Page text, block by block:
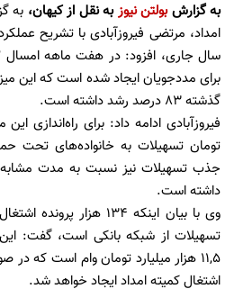
به گزارشبولتن نیوزبه نقل از کیهان، به
امداد، مرتضی فیروزآبادی با تشریح
برای مددجویان ایجاد شده است که این
گذشته ۸۳ درصد رشد داشته است.
تومان تسهیلات به خانواده‌های تحت
داشته است.
وی با بیان اینکه ۱۳۴
تسهیلات از شبکه بانکی است، گفت:
۱۱,۵ هزار میلیارد تومان وام است که
اشتغال کمیته امداد ایجاد خواهد شد.